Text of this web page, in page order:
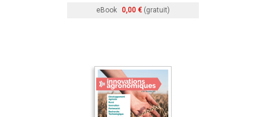
eBook 0,00 € (gratuit)